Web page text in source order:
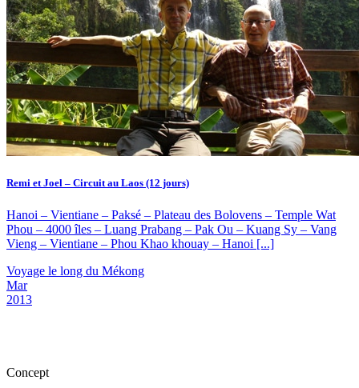
Remi et Joel – Circuit au Laos (12 jours)
Hanoi – Vientiane – Paksé – Plateau des Bolovens – Temple Wat
Phou – 4000 îles – Luang Prabang – Pak Ou – Kuang Sy – Vang
Vieng – Vientiane – Phou Khao khouay – Hanoi [...]
Voyage le long du Mékong
Mar
2013
Concept